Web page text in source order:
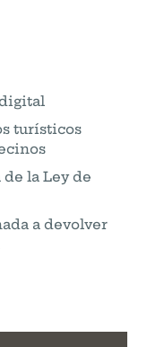
turísticos
la Ley de
a devolver